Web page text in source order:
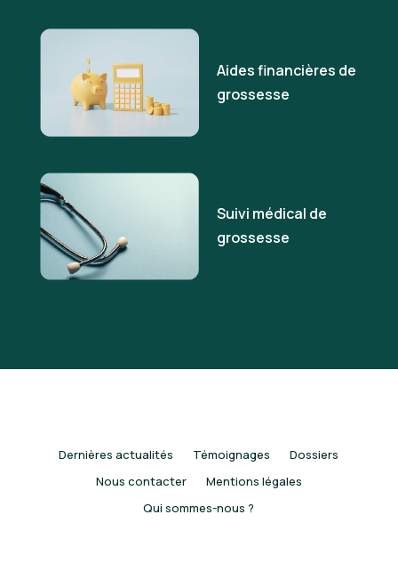
Aides financières de
grossesse
Suivi médical de
grossesse
Dernières actualités Témoignages
Dossiers
Nous contacter
Mentions légales
Qui sommes-nous ?